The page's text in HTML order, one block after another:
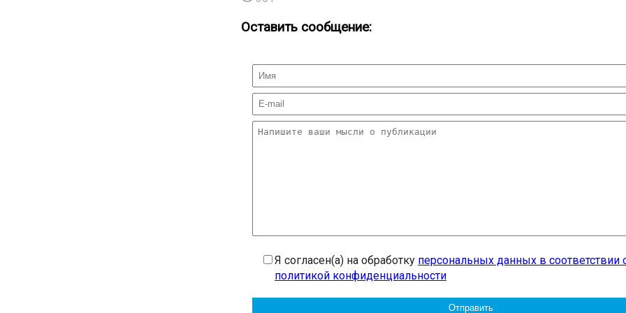
Оставить сообщение:
Я согласен(а) на обработку персональных данных в соответствии
политикой конфиденциальности